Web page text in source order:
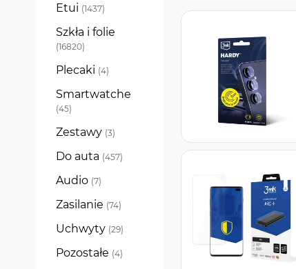
Etui 1437
produkty
Szkła i folie
16820
produkty
Plecaki 4
produkty
Smartwatche
45
produkty
Zestawy 3
produkty
Do auta 457
produkty
Audio 7
produkty
Zasilanie 74
produkty
Uchwyty 29
produkty
Pozostałe 4
produkty